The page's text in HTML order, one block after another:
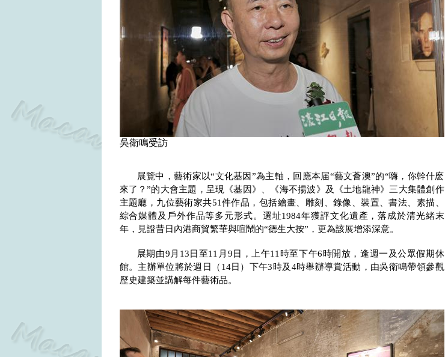
吳衛鳴受訪
展覽中，藝術家以“文化基因”為主軸，回應本届“藝文薈澳”的“嗨，你幹什麽
來了？”的大會主題，呈現《基因》、《海不揚波》及《土地龍神》三大集體創作
主題廳，九位藝術家共51件作品，包括繪畫、雕刻、錄像、裝置、書法、素描、
綜合媒體及戶外作品等多元形式。選址1984年獲評文化遺產，落成於清光緒末
年，見證昔日內港商貿繁華與喧鬧的“德生大按” ，更為該展增添深意。
展期由9月 13 日至11 月 9 日，上午11時至下午6時開放，逢週一及公眾假期休
館。主辦單位將於週日（ 14日）下午3時及 4時舉辦導賞活動，由吳衛鳴帶領參觀
歷史建築並講解每件藝術品。